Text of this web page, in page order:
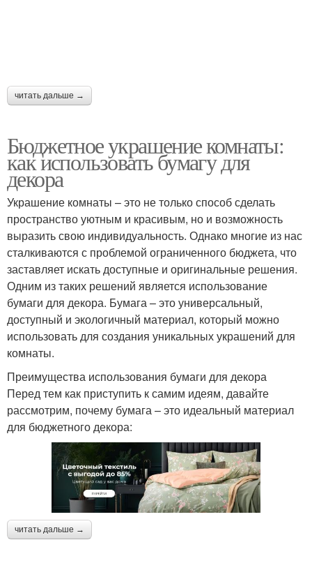
читать дальше →
Бюджетное украшение комнаты:
как использовать бумагу для
декора
Украшение комнаты – это не только способ сделать
пространство уютным и красивым, но и возможность
выразить свою индивидуальность. Однако многие из нас
сталкиваются с проблемой ограниченного бюджета, что
заставляет искать доступные и оригинальные решения.
Одним из таких решений является использование
бумаги для декора. Бумага – это универсальный,
доступный и экологичный материал, который можно
использовать для создания уникальных украшений для
комнаты.
Преимущества использования бумаги для декора
Перед тем как приступить к самим идеям, давайте
рассмотрим, почему бумага – это идеальный материал
для бюджетного декора:
читать дальше →